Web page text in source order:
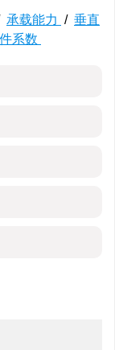
承载能力 / 垂直
系数